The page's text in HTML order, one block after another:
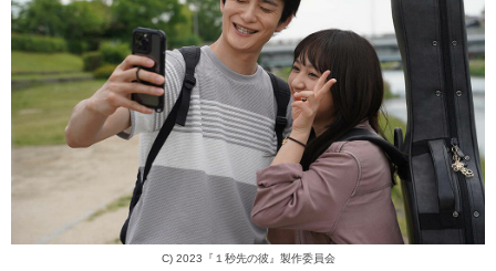
C) 2023『１秒先の彼』製作委員会